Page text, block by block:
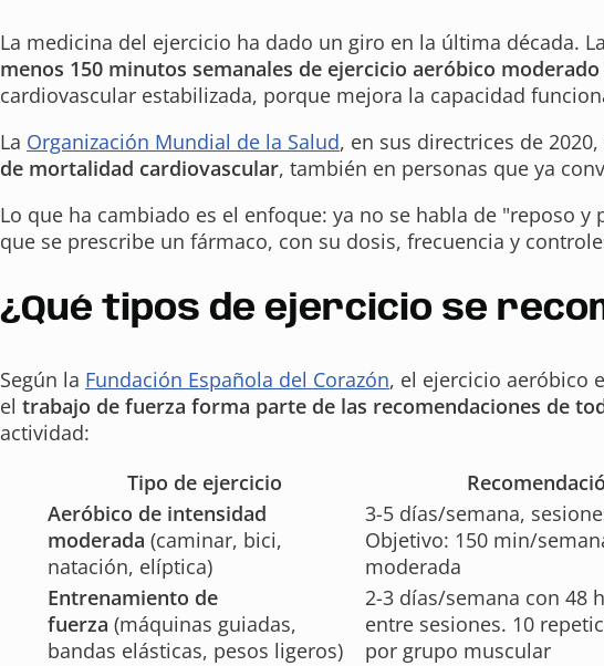
La medicina del ejercicio ha dado un giro en la última década.
menos 150 minutos semanales de ejercicio aeróbico moderado
cardiovascular estabilizada, porque mejora la capacidad
La Organización Mundial de la Salud, en sus directrices de
de mortalidad cardiovascular, también en personas que ya
Lo que ha cambiado es el enfoque: ya no se habla de "reposo
que se prescribe un fármaco, con su dosis, frecuencia y
¿Qué tipos de ejercicio se
Según la Fundación Española del Corazón, el ejercicio aeróbico
el trabajo de fuerza forma parte de las recomendaciones de
actividad:
Tipo de ejercicio
Aeróbico de intensidad
moderada (caminar, bici,
natación, elíptica)
3-5 días/semana,
Objetivo: 150 min/
moderada
Entrenamiento de
fuerza (máquinas guiadas,
bandas elásticas, pesos ligeros)
2-3 días/semana con 48
entre sesiones. 10
por grupo muscular